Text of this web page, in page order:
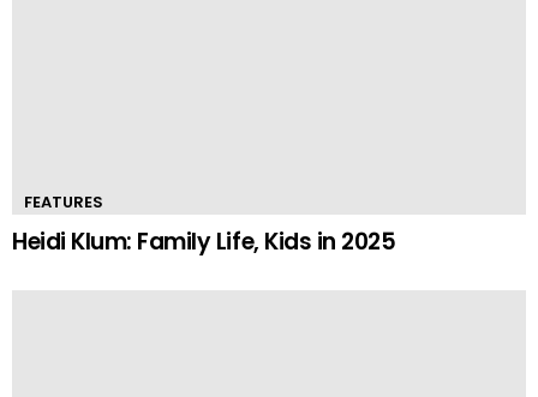
FEATURES
Heidi Klum: Family Life, Kids in 2025